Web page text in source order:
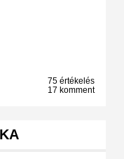
75 értékelés
17 komment